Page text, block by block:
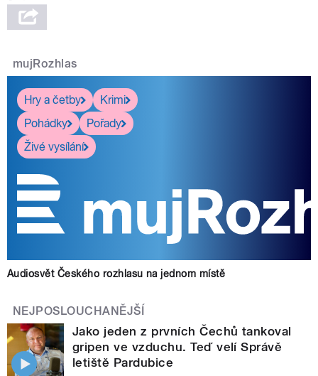
mujRozhlas
Hry a četby
Krimi
Pohádky
Pořady
Živé vysílání
Audiosvět Českého rozhlasu na jednom místě
NEJPOSLOUCHANĚJŠÍ
Jako jeden z prvních Čechů tankoval
gripen ve vzduchu. Teď velí Správě
letiště Pardubice